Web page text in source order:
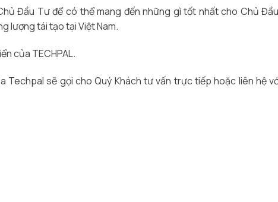
Đầu Tư để có thể mang đến những gì tốt nhất cho Chủ
lượng tái tạo tại Việt Nam.
của TECHPAL.
Techpal sẽ gọi cho Quý Khách tư vấn trực tiếp hoặc liên hệ